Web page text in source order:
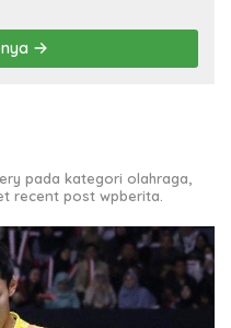
pada kategori olahraga,
recent post wpberita.